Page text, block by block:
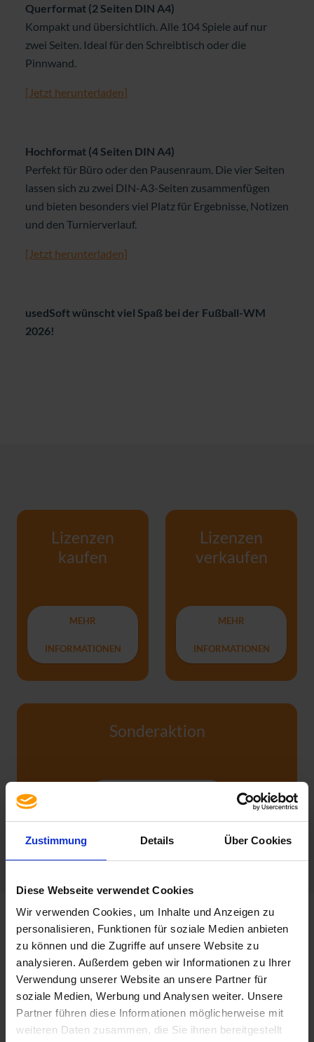
Zustimmung Details Über Cookies
Diese Webseite verwendet Cookies
Wir verwenden Cookies, um Inhalte und Anzeigen zu
personalisieren, Funktionen für soziale Medien anbieten
zu können und die Zugriffe auf unsere Website zu
analysieren. Außerdem geben wir Informationen zu Ihrer
Verwendung unserer Website an unsere Partner für
soziale Medien, Werbung und Analysen weiter. Unsere
Partner führen diese Informationen möglicherweise mit
weiteren Daten zusammen, die Sie ihnen bereitgestellt
Querformat (2 Seiten DIN A4)
Kompakt und übersichtlich. Alle 104 Spiele auf nur
zwei Seiten. Ideal für den Schreibtisch oder die
Pinnwand.
[Jetzt herunterladen]
Hochformat (4 Seiten DIN A4)
Perfekt für Büro oder den Pausenraum. Die vier Seiten
lassen sich zu zwei DIN-A3-Seiten zusammenfügen
und bieten besonders viel Platz für Ergebnisse, Notizen
und den Turnierverlauf.
[Jetzt herunterladen]
usedSoft wünscht viel Spaß bei der Fußball-WM
2026!
Lizenzen
kaufen
MEHR
INFORMATIONEN
Lizenzen
verkaufen
MEHR
INFORMATIONEN
Sonderaktion